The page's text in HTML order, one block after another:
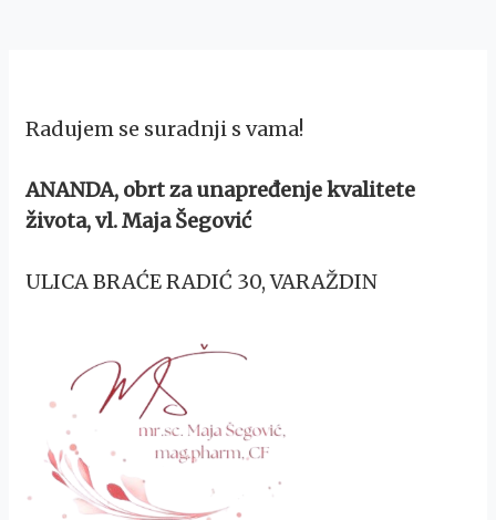
Radujem se suradnji s vama!
ANANDA, obrt za unapređenje kvalitete
života, vl. Maja Šegović
ULICA BRAĆE RADIĆ 30, VARAŽDIN